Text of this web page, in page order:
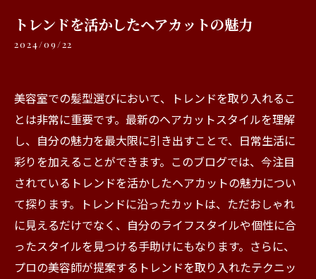
トレンドを活かしたヘアカットの魅力
2024/09/22
美容室での髪型選びにおいて、トレンドを取り入れるこ
とは非常に重要です。最新のヘアカットスタイルを理解
し、自分の魅力を最大限に引き出すことで、日常生活に
彩りを加えることができます。このブログでは、今注目
されているトレンドを活かしたヘアカットの魅力につい
て探ります。トレンドに沿ったカットは、ただおしゃれ
に見えるだけでなく、自分のライフスタイルや個性に合
ったスタイルを見つける手助けにもなります。さらに、
プロの美容師が提案するトレンドを取り入れたテクニッ